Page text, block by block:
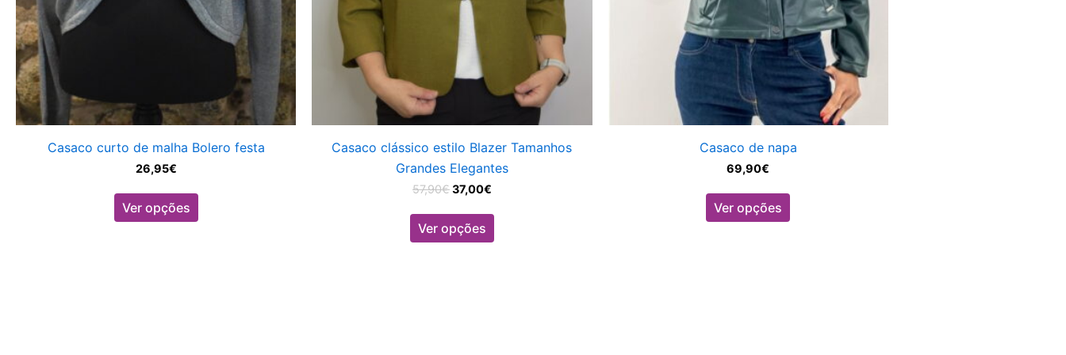
Casaco curto de malha Bolero festa
26,95€
Ver opções
product
page
Casaco clássico estilo Blazer Tamanhos
Grandes Elegantes
57,90€37,00€
Ver opções
product
Casaco de napa
69,90€
Ver opções
product
page